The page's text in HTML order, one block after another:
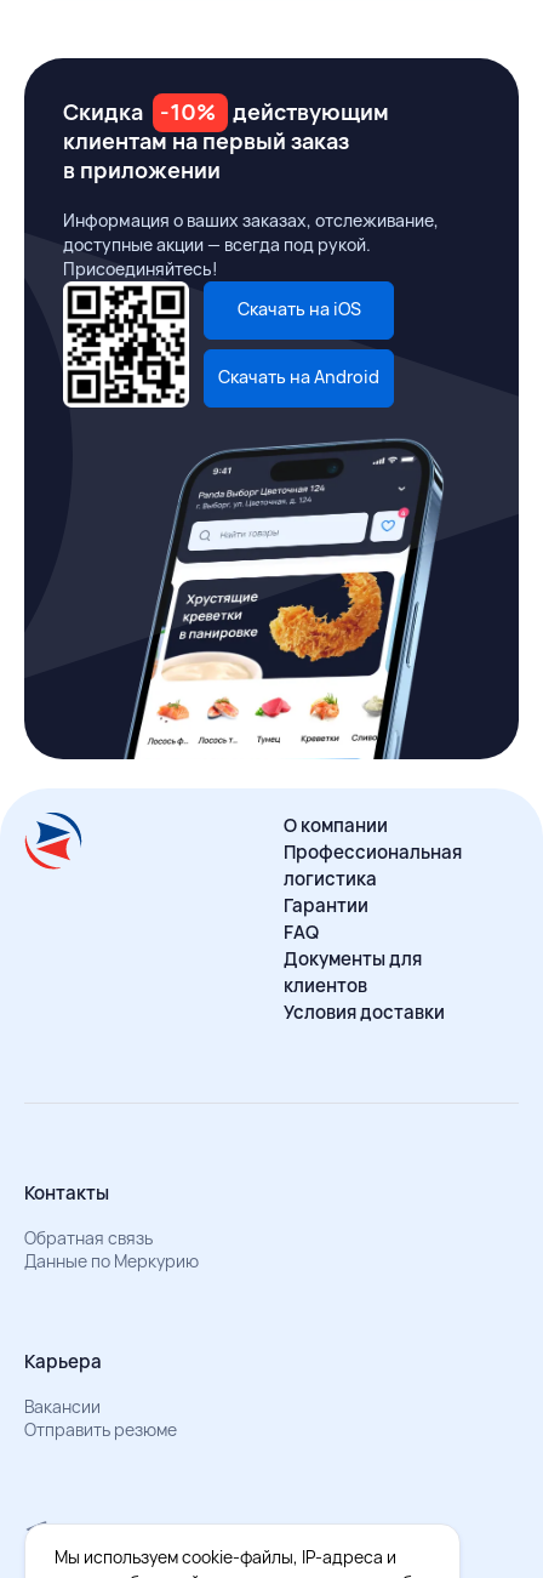
Скидка -10%
действующим
клиентам на первый заказ
в приложении
Информация о ваших заказах, отслеживание,
доступные акции — всегда под рукой.
Присоединяйтесь!
Скачать на iOS
Скачать на Android
О компании
Профессиональная
логистика
Гарантии
FAQ
Документы для
клиентов
Условия доставки
Контакты
Обратная связь
Данные по Меркурию
Карьера
Вакансии
Отправить резюме
Мы в Телеграм
Документы об обработке персональных данных
Охрана труда – результаты СОУТ
Мы используем cookie-файлы, IP-адреса и